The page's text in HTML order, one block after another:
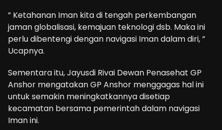
” Ketahanan Iman kita di tengah perkembangan
jaman globalisasi, kemajuan teknologi dsb. Maka ini
perlu dibentengi dengan navigasi Iman dalam diri, ”
Ucapnya.
Sementara itu, Jayusdi Rivai Dewan Penasehat GP
Anshor mengatakan GP Anshor menggagas hal ini
untuk semakin meningkatkannya disetiap
kecamatan bersama pemerintah dalam navigasi
Iman ini.